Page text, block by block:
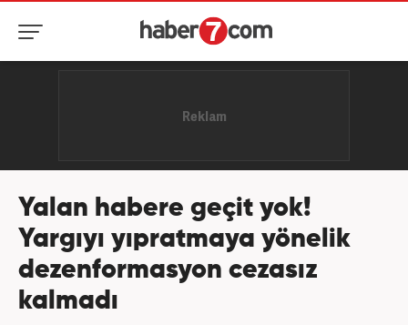
Yalan habere geçit yok!
Yargıyı yıpratmaya yönelik
dezenformasyon cezasız
kalmadı